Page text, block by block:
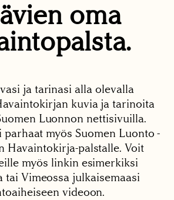
oma
ja tarinasi alla olevalla
kuvia ja tarinoita
Luonnon nettisivuilla.
myös Suomen Luonto -
Havaintokirja-palstalle. Voit
myös linkin esimerkiksi
tai Vimeossa julkaisemaasi
videoon.